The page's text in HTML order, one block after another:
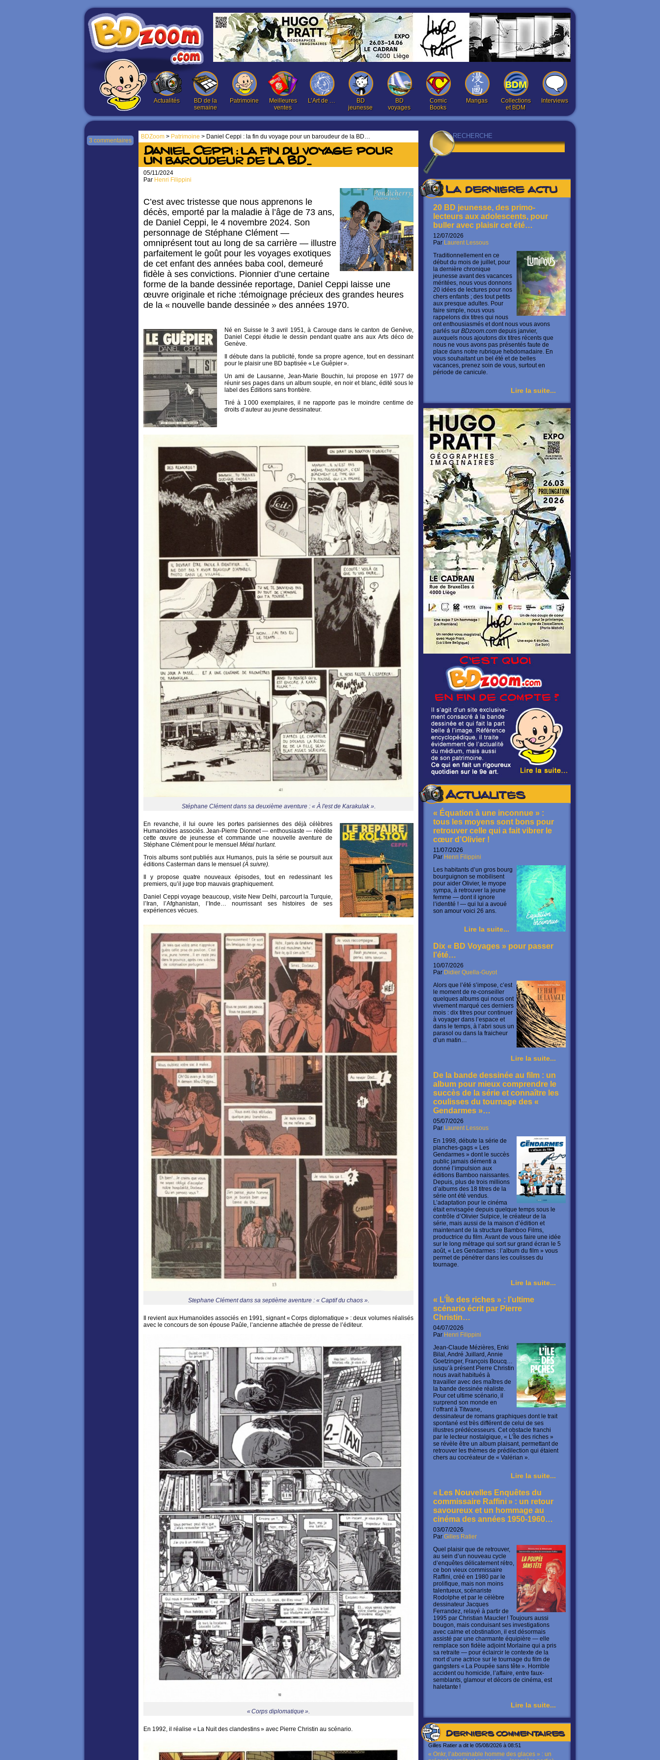
Actualités
BD de la
semaine
Patrimoine
Meilleures
ventes
L’Art de …
BD
jeunesse
BD
voyages
Comic
Books
Mangas
Collections
et BDM
Interviews
La dernière actu
20 BD jeunesse, des primo-
lecteurs aux adolescents, pour
buller avec plaisir cet été…
12/07/2026
Par Laurent Lessous
Traditionnellement en ce
début du mois de juillet, pour
la dernière chronique
jeunesse avant des vacances
méritées, nous vous donnons
20 idées de lectures pour nos
chers enfants ; des tout petits
aux presque adultes. Pour
faire simple, nous vous
rappelons dix titres qui nous
ont enthousiasmés et dont nous vous avons
parlés sur BDzoom.com depuis janvier,
auxquels nous ajoutons dix titres récents que
nous ne vous avons pas présentés faute de
place dans notre rubrique hebdomadaire. En
vous souhaitant un bel été et de belles
vacances, prenez soin de vous, surtout en
période de canicule.
Lire la suite...
Actualités
« Équation à une inconnue » :
tous les moyens sont bons pour
retrouver celle qui a fait vibrer le
cœur d’Olivier !
11/07/2026
Par Henri Filippini
Les habitants d’un gros bourg
bourguignon se mobilisent
pour aider Olivier, le myope
sympa, à retrouver la jeune
femme — dont il ignore
l’identité ! — qui lui a avoué
son amour voici 26 ans.
Lire la suite...
Dix « BD Voyages » pour passer
l’été…
10/07/2026
Par Didier Quella-Guyot
Alors que l’été s’impose, c’est
le moment de re-conseiller
quelques albums qui nous ont
vivement marqué ces derniers
mois : dix titres pour continuer
à voyager dans l’espace et
dans le temps, à l’abri sous un
parasol ou dans la fraicheur
d’un matin…
Lire la suite...
De la bande dessinée au film : un
album pour mieux comprendre le
succès de la série et connaître les
coulisses du tournage des «
Gendarmes »…
05/07/2026
Par Laurent Lessous
En 1998, débute la série de
planches-gags « Les
Gendarmes » dont le succès
public jamais démenti a
donné l’impulsion aux
éditions Bamboo naissantes.
Depuis, plus de trois millions
d’albums des 18 titres de la
série ont été vendus.
L’adaptation pour le cinéma
était envisagée depuis quelque temps sous le
contrôle d’Olivier Sulpice, le créateur de la
série, mais aussi de la maison d’édition et
maintenant de la structure Bamboo Films,
productrice du film. Avant de vous faire une idée
sur le long métrage qui sort sur grand écran le 5
août, « Les Gendarmes : l’album du film » vous
permet de pénétrer dans les coulisses du
tournage.
Lire la suite...
« L’Île des riches » : l’ultime
scénario écrit par Pierre
Christin…
04/07/2026
Par Henri Filippini
Jean-Claude Mézières, Enki
Bilal, André Juillard, Annie
Goetzinger, François Boucq…
jusqu’à présent Pierre Christin
nous avait habitués à
travailler avec des maîtres de
la bande dessinée réaliste.
Pour cet ultime scénario, il
surprend son monde en
l’offrant à Titwane,
dessinateur de romans graphiques dont le trait
spontané est très différent de celui de ses
illustres prédécesseurs. Cet obstacle franchi
par le lecteur nostalgique, « L’Île des riches »
se révèle être un album plaisant, permettant de
retrouver les thèmes de prédilection qui étaient
chers au cocréateur de « Valérian ».
Lire la suite...
« Les Nouvelles Enquêtes du
commissaire Raffini » : un retour
savoureux et un hommage au
cinéma des années 1950-1960…
03/07/2026
Par Gilles Ratier
Quel plaisir que de retrouver,
au sein d’un nouveau cycle
d’enquêtes délicatement rétro,
ce bon vieux commissaire
Raffini, créé en 1980 par le
prolifique, mais non moins
talentueux, scénariste
Rodolphe et par le célèbre
dessinateur Jacques
Ferrandez, relayé à partir de
1995 par Christian Maucler ! Toujours aussi
bougon, mais conduisant ses investigations
avec calme et obstination, il est désormais
assisté par une charmante équipière — elle
remplace son fidèle adjoint Morlaine qui a pris
sa retraite — pour éclaircir le contexte de la
mort d’une actrice sur le tournage du film de
gangsters « La Poupée sans tête ». Horrible
accident ou homicide, l’affaire, entre faux-
semblants, glamour et décors de cinéma, est
haletante !
Lire la suite...
Derniers commentaires
Gilles Ratier a dit le 05/08/2026 à 08:51
« Onkr, l’abominable homme des glaces » : un
BDZoom > Patrimoine > Daniel Ceppi : la fin du voyage pour un baroudeur de la BD…
3 commentaires
Daniel Ceppi : la fin du voyage pour
un baroudeur de la BD…
05/11/2024
Par Henri Filippini
C’est avec tristesse que nous apprenons le
décès, emporté par la maladie à l’âge de 73 ans,
de Daniel Ceppi, le 4 novembre 2024. Son
personnage de Stéphane Clément —
omniprésent tout au long de sa carrière — illustre
parfaitement le goût pour les voyages exotiques
de cet enfant des années baba cool, demeuré
fidèle à ses convictions. Pionnier d’une certaine
forme de la bande dessinée reportage, Daniel Ceppi laisse une
œuvre originale et riche :témoignage précieux des grandes heures
de la « nouvelle bande dessinée » des années 1970.
Né en Suisse le 3 avril 1951, à Carouge dans le canton de Genève,
Daniel Ceppi étudie le dessin pendant quatre ans aux Arts déco de
Genève.
Il débute dans la publicité, fonde sa propre agence, tout en dessinant
pour le plaisir une BD baptisée « Le Guêpier ».
Un ami de Lausanne, Jean-Marie Bouchin, lui propose en 1977 de
réunir ses pages dans un album souple, en noir et blanc, édité sous le
label des Éditions sans frontière.
Tiré à 1 000 exemplaires, il ne rapporte pas le moindre centime de
droits d’auteur au jeune dessinateur.
Stéphane Clément dans sa deuxième aventure : « À l'est de Karakulak ».
En revanche, il lui ouvre les portes parisiennes des déjà célèbres
Humanoïdes associés. Jean-Pierre Dionnet — enthousiaste — réédite
cette œuvre de jeunesse et commande une nouvelle aventure de
Stéphane Clément pour le mensuel Métal hurlant.
Trois albums sont publiés aux Humanos, puis la série se poursuit aux
éditions Casterman dans le mensuel (À suivre).
Il y propose quatre nouveaux épisodes, tout en redessinant les
premiers, qu’il juge trop mauvais graphiquement.
Daniel Ceppi voyage beaucoup, visite New Delhi, parcourt la Turquie,
l’Iran, l’Afghanistan, l’Inde… nourrissant ses histoires de ses
expériences vécues.
Stephane Clément dans sa septième aventure : « Captif du chaos ».
Il revient aux Humanoïdes associés en 1991, signant « Corps diplomatique » : deux volumes réalisés
avec le concours de son épouse Paûle, l’ancienne attachée de presse de l’éditeur.
« Corps diplomatique ».
En 1992, il réalise « La Nuit des clandestins » avec Pierre Christin au scénario.